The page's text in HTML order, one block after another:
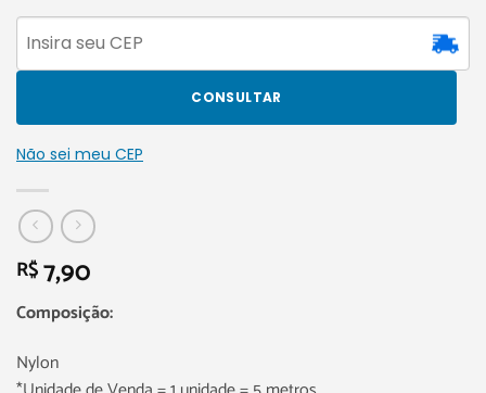
CONSULTAR
Não sei meu CEP
R$7,90
Composição:
Nylon